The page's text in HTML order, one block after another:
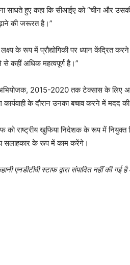
साधते हुए कहा कि सीआईए को “चीन और उसकी
की जरूरत है।”
के रूप में प्रौद्योगिकी पर ध्यान केंद्रित
कहीं अधिक महत्वपूर्ण है।”
2015-2020 तक टेक्सास के लिए
कार्यवाही के दौरान उनका बचाव करने में मदद
को राष्ट्रीय खुफिया निदेशक के रूप में
सलाहकार के रूप में काम करेंगे।
एनडीटीवी स्टाफ द्वारा संपादित नहीं की